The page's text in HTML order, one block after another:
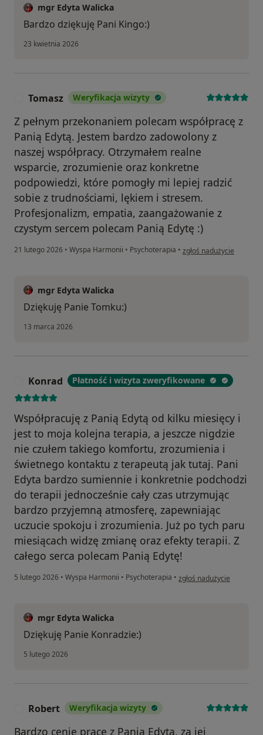
mgr Edyta Walicka
Bardzo dziękuję Pani Kingo:)
23 kwietnia 2026
Tomasz Weryfikacja wizyty
Z pełnym przekonaniem polecam współpracę z
Panią Edytą. Jestem bardzo zadowolony z
naszej współpracy. Otrzymałem realne
wsparcie, zrozumienie oraz konkretne
podpowiedzi, które pomogły mi lepiej radzić
sobie z trudnościami, lękiem i stresem.
Profesjonalizm, empatia, zaangażowanie z
czystym sercem polecam Panią Edytę :)
21 lutego 2026 • Wyspa Harmonii • Psychoterapia • w opinii użytkownika
zgłoś nadużycie
mgr Edyta Walicka
Dziękuję Panie Tomku:)
13 marca 2026
Konrad Płatność i wizyta zweryfikowane
Współpracuję z Panią Edytą od kilku miesięcy i
jest to moja kolejna terapia, a jeszcze nigdzie
nie czułem takiego komfortu, zrozumienia i
świetnego kontaktu z terapeutą jak tutaj. Pani
Edyta bardzo sumiennie i konkretnie podchodzi
do terapii jednocześnie cały czas utrzymując
bardzo przyjemną atmosferę, zapewniając
uczucie spokoju i zrozumienia. Już po tych paru
miesiącach widzę zmianę oraz efekty terapii. Z
całego serca polecam Panią Edytę!
5 lutego 2026 • Wyspa Harmonii • Psychoterapia • w opinii użytkownika
zgłoś nadużycie
mgr Edyta Walicka
Dziękuję Panie Konradzie:)
5 lutego 2026
Robert Weryfikacja wizyty
Bardzo cenię pracę z Panią Edytą, za jej